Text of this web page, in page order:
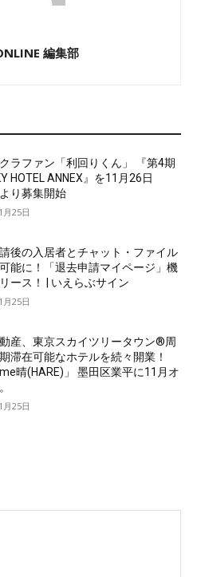
編集部
ラファン「利回りくん」 『第4期
HOTEL ANNEX』を11月26日
より募集開始
月25日
後の入居者とチャット・ファイル
能に！「退去申請マイページ」機
ース！ | いえらぶサイン
月25日
産、東京スカイツリータウン®周
滞在可能なホテルを続々開業！
晴(HARE)」 墨田区業平に11月オ
月25日